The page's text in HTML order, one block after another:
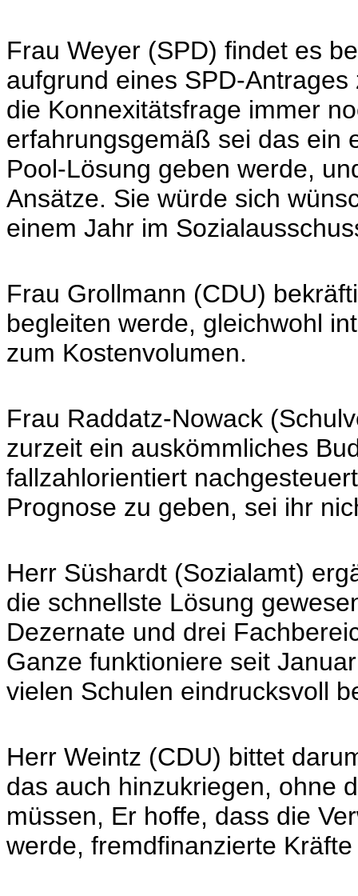
Frau Weyer (SPD) findet es
aufgrund eines SPD-
die Konnexitätsfrage immer
erfahrungsgemäß sei das ein
Pool-Lösung geben werde,
Ansätze. Sie würde sich
einem Jahr im
Frau Grollmann (CDU)
begleiten werde, gleichwohl
zum Kostenvolumen.
Frau Raddatz-Nowack
zurzeit ein auskömmliches
fallzahlorientiert
Prognose zu geben, sei ihr
Herr Süshardt (Sozialamt)
die schnellste Lösung
Dezernate und drei
Ganze funktioniere seit
vielen Schulen eindrucksvoll
Herr Weintz (CDU) bittet
das auch hinzukriegen, ohne
müssen, Er hoffe, dass die
werde, fremdfinanzierte